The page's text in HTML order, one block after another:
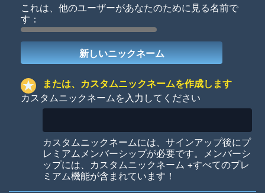
Woof
Colorful
これは、他のユーザーがあなたのために見る名前で
す：
または、カスタムニックネームを作成します
カスタムニックネームを入力してください
カスタムニックネームには、サインアップ後にプ
レミアムメンバーシップが必要です。メンバーシ
ップには、カスタムニックネーム +すべてのプレ
ミアム機能が含まれています！